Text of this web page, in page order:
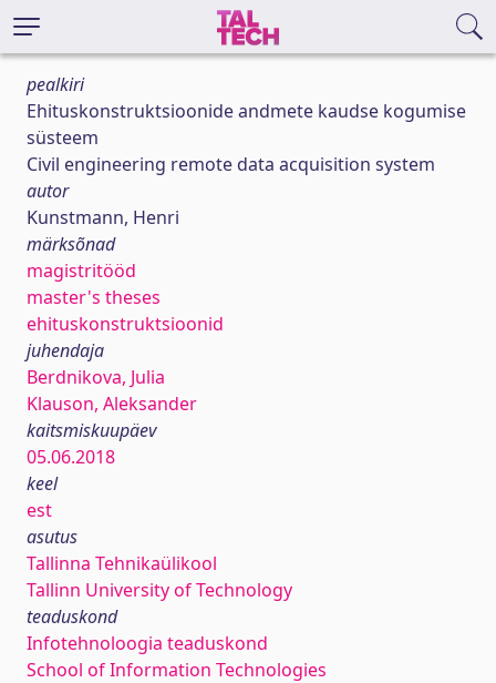
pealkiri
Ehituskonstruktsioonide andmete kaudse kogumise
süsteem
Civil engineering remote data acquisition system
autor
Kunstmann, Henri
märksõnad
magistritööd
master's theses
ehituskonstruktsioonid
juhendaja
Berdnikova, Julia
Klauson, Aleksander
kaitsmiskuupäev
05.06.2018
keel
est
asutus
Tallinna Tehnikaülikool
Tallinn University of Technology
teaduskond
Infotehnoloogia teaduskond
School of Information Technologies